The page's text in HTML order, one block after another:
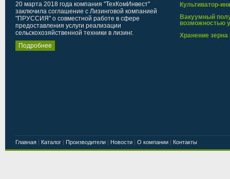
20 марта 2018 года компания "ТехКомИнвест"
заключила соглашение с Лизинговой компанией
"ПРУССИЯ" о совместной работе в сфере
предоставления услуги реализации
сельскохозяйственной техники в лизинг.
Подробнее
Культиватор-
Вакуумный
возможностью
Хранение зерна
Главная | Каталог | Производители | Новости | О компании | Контакты